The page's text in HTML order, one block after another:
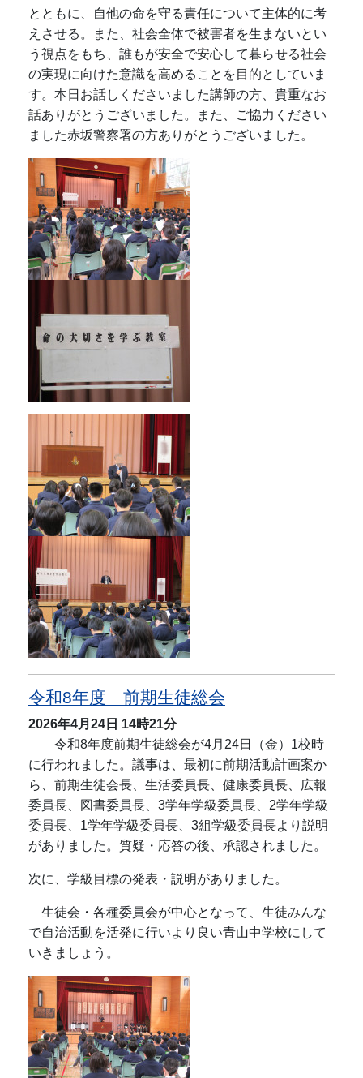
とともに、自他の命を守る責任について主体的に考
えさせる。また、社会全体で被害者を生まないとい
う視点をもち、誰もが安全で安心して暮らせる社会
の実現に向けた意識を高めることを目的としていま
す。本日お話しくださいました講師の方、貴重なお
話ありがとうございました。また、ご協力ください
ました赤坂警察署の方ありがとうございました。
令和8年度 前期生徒総会
2026年4月24日 14時21分
令和8年度前期生徒総会が4月24日（金）1校時
に行われました。議事は、最初に前期活動計画案か
ら、前期生徒会長、生活委員長、健康委員長、広報
委員長、図書委員長、3学年学級委員長、2学年学級
委員長、1学年学級委員長、3組学級委員長より説明
がありました。質疑・応答の後、承認されました。
次に、学級目標の発表・説明がありました。
生徒会・各種委員会が中心となって、生徒みんな
で自治活動を活発に行いより良い青山中学校にして
いきましょう。